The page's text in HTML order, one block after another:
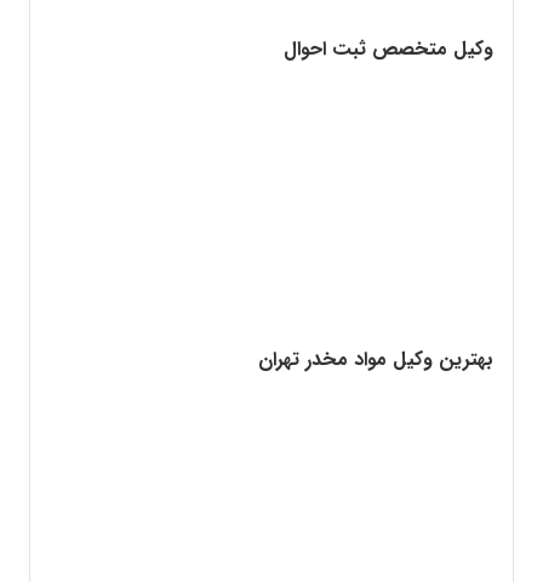
وکیل متخصص ثبت احوال
بهترین وکیل مواد مخدر تهران